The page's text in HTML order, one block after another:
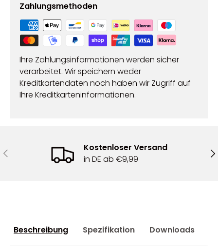
Zahlungsmethoden
Ihre Zahlungsinformationen werden sicher
verarbeitet. Wir speichern weder
Kreditkartendaten noch haben wir Zugriff auf
Ihre Kreditkarteninformationen.
Vorherige
Kostenloser Versand
in DE ab €9,99
Beschreibung Spezifikation Downloads